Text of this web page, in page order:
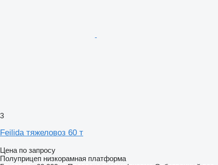
3
Feilida тяжеловоз 60 т
Цена по запросу
Полуприцеп низкорамная платформа